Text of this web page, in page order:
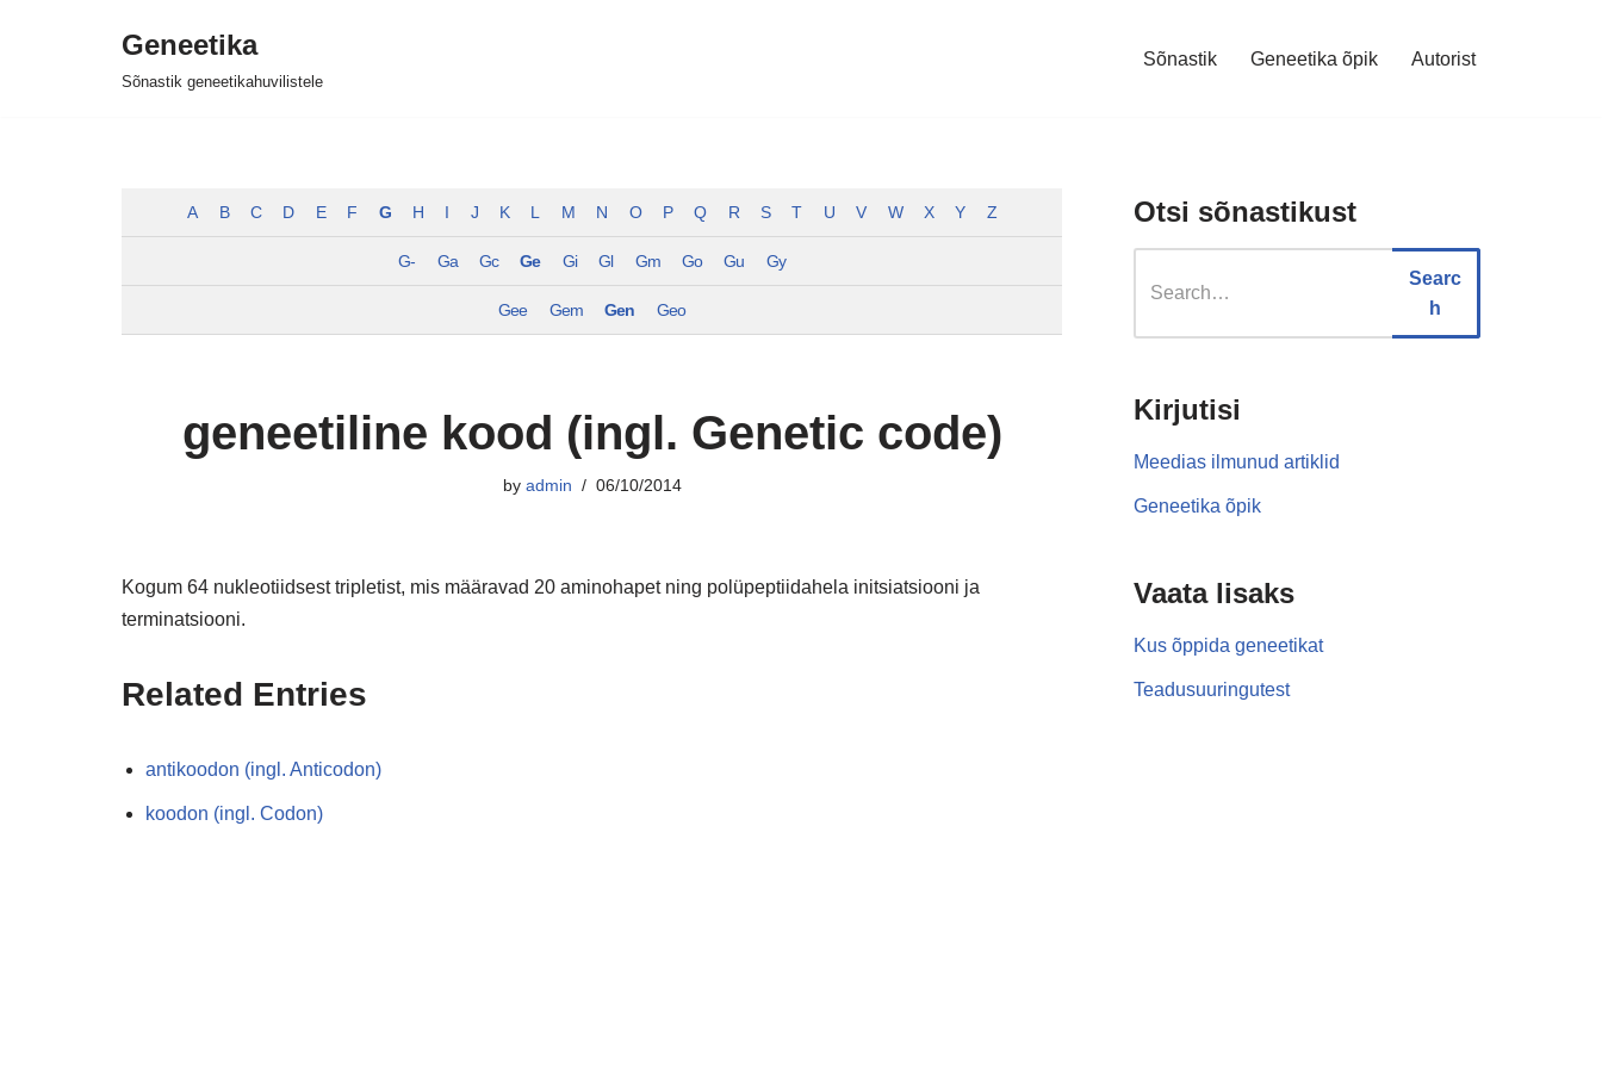
Geneetika
Sõnastik geneetikahuvilistele
Sõnastik Geneetika õpik Autorist
A B C D E F G H I J K L M N O P Q R S T U V W X Y Z
G- Ga Gc Ge Gi Gl Gm Go Gu Gy
Gee Gem Gen Geo
geneetiline kood (ingl. Genetic code)
by admin 06/10/2014
Kogum 64 nukleotiidsest tripletist, mis määravad 20 aminohapet ning polüpeptiidahela initsiatsiooni ja
terminatsiooni.
Related Entries
antikoodon (ingl. Anticodon)
koodon (ingl. Codon)
Otsi sõnastikust
Searc
h
Kirjutisi
Meedias ilmunud artiklid
Geneetika õpik
Vaata lisaks
Kus õppida geneetikat
Teadusuuringutest